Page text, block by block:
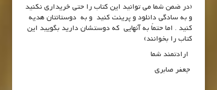
(در ضمن شما می توانید این کتاب را حتی خریداری نکنید
و به سادگی دانلود و پرینت کنید و به دوستانتان هدیه
کنید . اما حتماً به آنهایی که دوستشان دارید بگویید این
کتاب را بخوانند)
ارادتمند شما
جعفر صابری